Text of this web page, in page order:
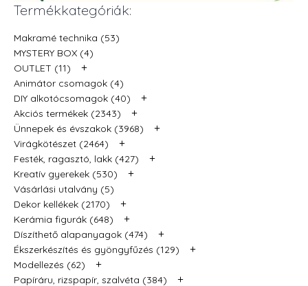
Termékkategóriák:
Makramé technika (53)
MYSTERY BOX (4)
OUTLET (11)
+
Animátor csomagok (4)
DIY alkotócsomagok (40)
+
Akciós termékek (2343) +
Ünnepek és évszakok (3968) +
Virágkötészet (2464) +
Festék, ragasztó, lakk (427) +
Kreatív gyerekek (530) +
Vásárlási utalvány (5)
Dekor kellékek (2170)
+
Kerámia figurák (648) +
Díszíthető alapanyagok (474) +
Ékszerkészítés és gyöngyfűzés (129) +
Modellezés (62) +
Papíráru, rizspapír, szalvéta (384) +